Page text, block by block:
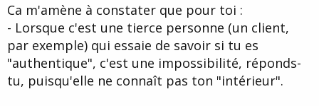
Ca m'amène à constater que pour toi :
- Lorsque c'est une tierce personne (un client,
par exemple) qui essaie de savoir si tu es
"authentique", c'est une impossibilité, réponds-
tu, puisqu'elle ne connaît pas ton "intérieur".